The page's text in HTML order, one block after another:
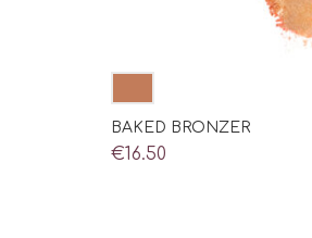
BAKED BRONZER
€16.50